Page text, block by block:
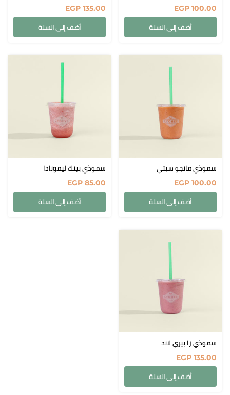
البلوج
EGP 100.00
أضف إلى السلة
EGP 135.00
أضف إلى السلة
سموذي مانجو سيتي
EGP 100.00
أضف إلى السلة
سموذي بينك ليمونادا
EGP 85.00
أضف إلى السلة
سموذي زا بيري لاند
EGP 135.00
أضف إلى السلة